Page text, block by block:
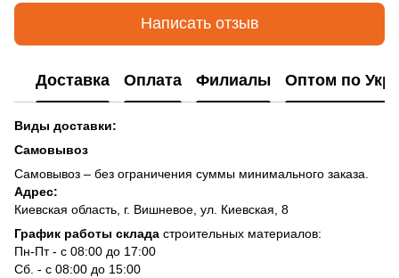
Написать отзыв
Доставка Оплата Филиалы Оптом по
Виды доставки:
Самовывоз
Самовывоз – без ограничения суммы минимального заказа.
Адрес:
Киевская область, г. Вишневое, ул. Киевская, 8
График работы склада строительных материалов:
Пн-Пт - с 08:00 до 17:00
Сб. - с 08:00 до 15:00